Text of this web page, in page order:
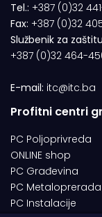
Tel.: +387 (0)32
Fax: +387 (0)32
Službenik za
+387 (0)32 464-
E-mail: itc@itc.ba
Profitni centri
PC Poljoprivreda
ONLINE shop
PC Građevina
PC Metaloprerada
PC Instalacije